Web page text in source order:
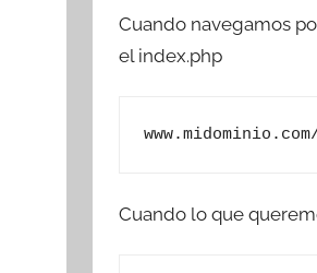
c
Cuando navegamos
el index.php
Cuando lo que